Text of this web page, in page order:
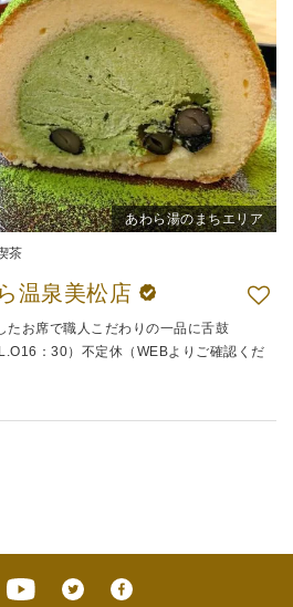
あわら湯のまちエリア
茶
温泉美松店
たお席で職人こだわりの一品に舌鼓
：30）不定休（WEBよりご確認くだ